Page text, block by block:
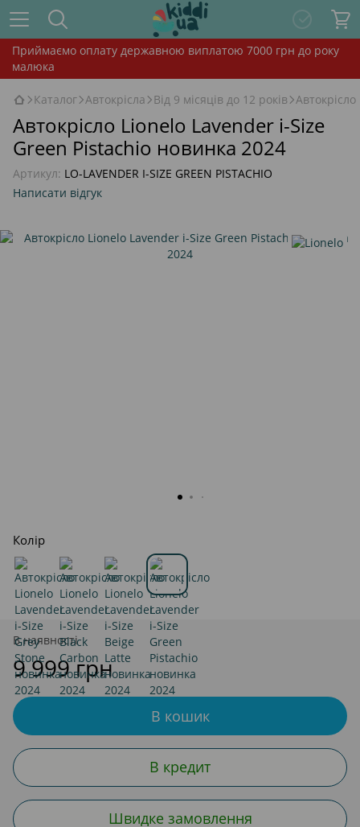
Приймаємо оплату державною виплатою 7000 грн до року
малюка
Каталог Автокрісла Від 9 місяців до 12 років
Автокрісло Lionelo Lavender i-Size
Green Pistachio новинка 2024
Артикул: LO-LAVENDER I-SIZE GREEN PISTACHIO
Написати відгук
Колір
В наявності
9 999 грн
В кошик
В кредит
Швидке замовлення